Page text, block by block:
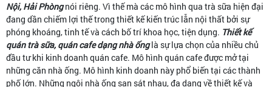
Nội, Hải Phòngnói riêng. Vì thế mà các mô hình qua trà sữa hiện đại
đang dần chiếm lợi thế trong thiết kế kiến trúc lẫn nội thất bởi sự
phóng khoáng, tinh tế và cách bố trí khoa học, tiện dụng. Thiết kế
quán trà sữa, quán cafe dạng nhà ốnglà sự lựa chọn của nhiều chủ
đầu tư khi kinh doanh quán cafe. Mô hình quán cafe được mở tại
những căn nhà ống. Mô hình kinh doanh này phổ biến tại các thành
phố lớn. Những ngôi nhà ống san sát nhau, đa dạng về thiết kế và